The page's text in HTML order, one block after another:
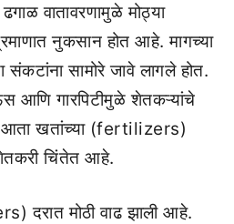
वातावरणामुळे मोठ्या
नुकसान होत आहे. मागच्या
संकटांना सामोरे जावे लागले होत.
आणि गारपिटीमुळे शेतकऱ्यांचे
खतांच्या (fertilizers)
शेतकरी चिंतेत आहे.
दरात मोठी वाढ झाली आहे.